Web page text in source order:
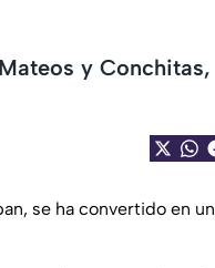
y Conchitas,
se ha convertido en un